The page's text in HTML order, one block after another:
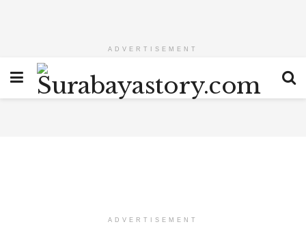
ADVERTISEMENT
ADVERTISEMENT